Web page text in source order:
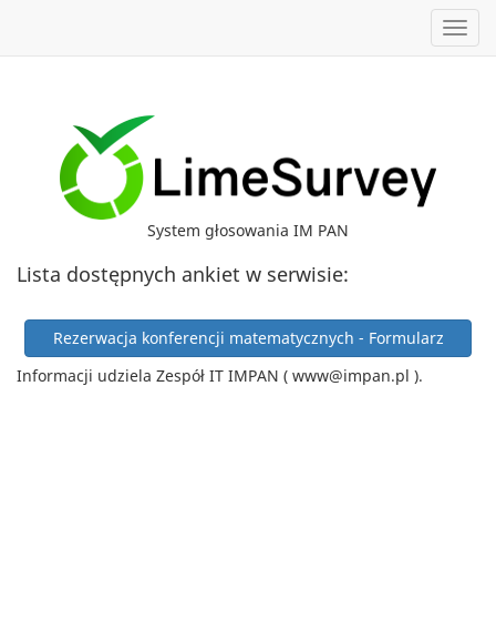
System głosowania IM PAN
Lista dostępnych ankiet w serwisie:
Rezerwacja konferencji matematycznych - Formularz
Informacji udziela Zespół IT IMPAN ( www@impan.pl ).